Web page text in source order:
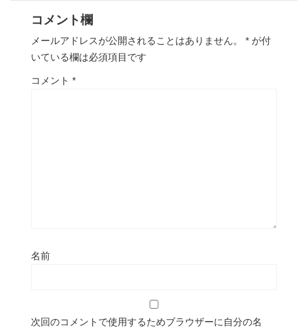
コメント欄
メールアドレスが公開されることはありません。 * が付
いている欄は必須項目です
コメント *
名前
次回のコメントで使用するためブラウザーに自分の名